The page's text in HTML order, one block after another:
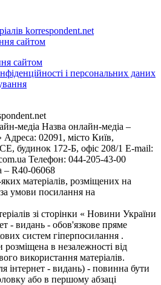
korrespondent.net
сайтом
сайтом
і персональних даних
медіа Назва онлайн-медіа –
02091, місто Київ,
172-Б, офіс 208/1 E-mail:
Телефон: 044-205-43-00
– R40-06068
матеріалів, розміщених на
за умови посилання на
зі сторінки « Новини України
- видань - обов'язкове пряме
систем гіперпосилання .
в незалежності від
використання матеріалів.
інтернет - видань) - повинна бути
або в першому абзаці